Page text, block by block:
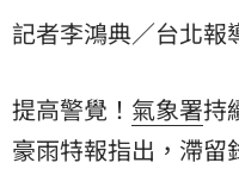
連日降雨，山區仍請留
記者李鴻典／台北報
提高警覺！ 氣象署持
豪雨特報指出，滯留